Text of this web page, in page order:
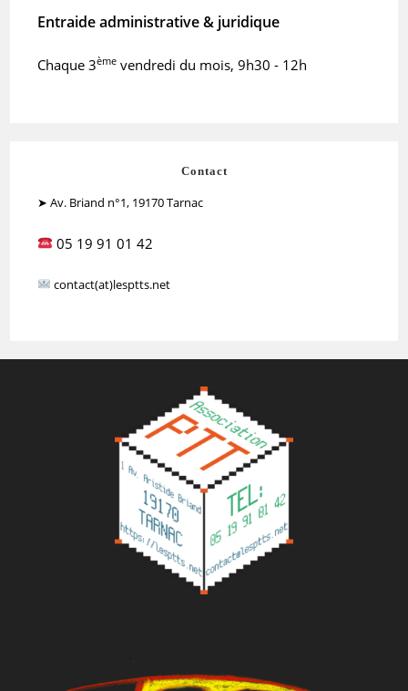
Entraide administrative & juridique
Chaque 3ème vendredi du mois, 9h30 - 12h
Contact
➤ Av. Briand n°1, 19170 Tarnac
05 19 91 01 42
contact(at)lesptts.net